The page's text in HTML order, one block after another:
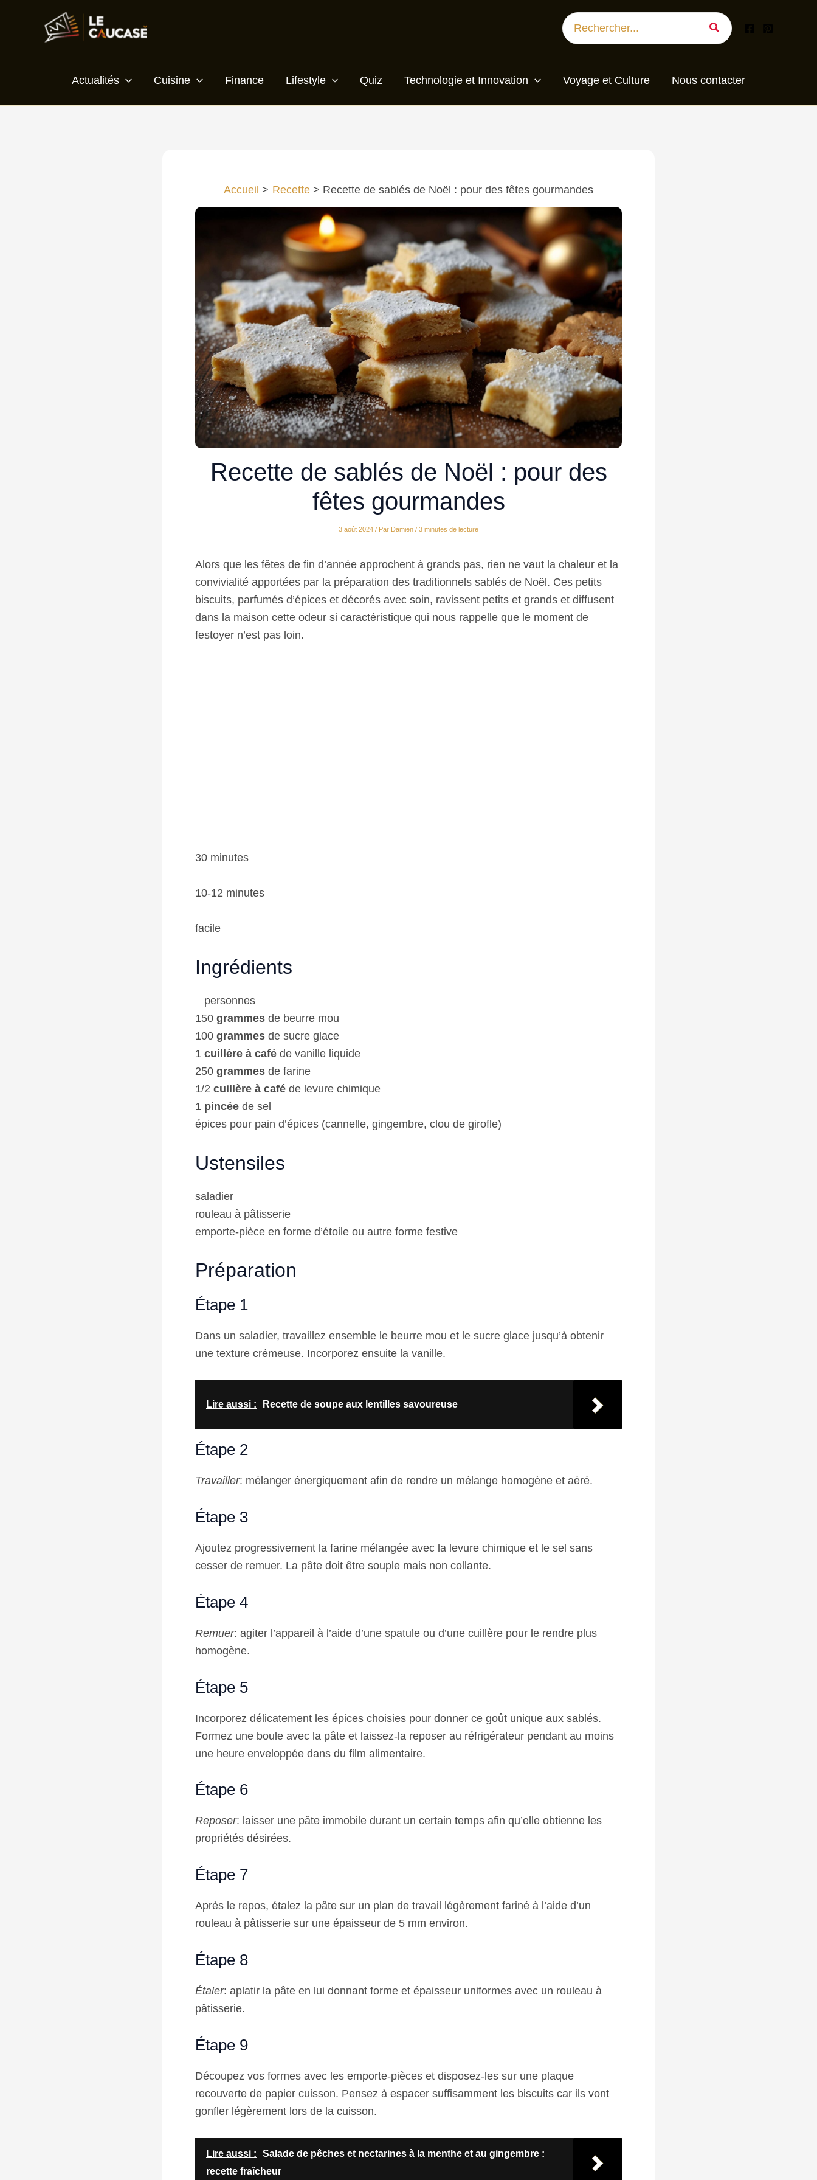
Search
for:
Actualités Cuisine Finance Lifestyle Quiz Technologie et Innovation Voyage et Culture Nous contacter
Accueil Recette Recette de sablés de Noël : pour des fêtes gourmandes
Recette de sablés de Noël : pour des
fêtes gourmandes
3 août 2024 / Par Damien / 3 minutes de lecture
Alors que les fêtes de fin d’année approchent à grands pas, rien ne vaut la chaleur et la
convivialité apportées par la préparation des traditionnels sablés de Noël. Ces petits
biscuits, parfumés d’épices et décorés avec soin, ravissent petits et grands et diffusent
dans la maison cette odeur si caractéristique qui nous rappelle que le moment de
festoyer n’est pas loin.
30 minutes
10-12 minutes
facile
Ingrédients
personnes
150 grammes de beurre mou
100 grammes de sucre glace
1 cuillère à café de vanille liquide
250 grammes de farine
1/2 cuillère à café de levure chimique
1 pincée de sel
épices pour pain d’épices (cannelle, gingembre, clou de girofle)
Ustensiles
saladier
rouleau à pâtisserie
emporte-pièce en forme d’étoile ou autre forme festive
Préparation
Étape 1
Dans un saladier, travaillez ensemble le beurre mou et le sucre glace jusqu’à obtenir
une texture crémeuse. Incorporez ensuite la vanille.
Lire aussi : Recette de soupe aux lentilles savoureuse
Étape 2
Travailler: mélanger énergiquement afin de rendre un mélange homogène et aéré.
Étape 3
Ajoutez progressivement la farine mélangée avec la levure chimique et le sel sans
cesser de remuer. La pâte doit être souple mais non collante.
Étape 4
Remuer: agiter l’appareil à l’aide d’une spatule ou d’une cuillère pour le rendre plus
homogène.
Étape 5
Incorporez délicatement les épices choisies pour donner ce goût unique aux sablés.
Formez une boule avec la pâte et laissez-la reposer au réfrigérateur pendant au moins
une heure enveloppée dans du film alimentaire.
Étape 6
Reposer: laisser une pâte immobile durant un certain temps afin qu’elle obtienne les
propriétés désirées.
Étape 7
Après le repos, étalez la pâte sur un plan de travail légèrement fariné à l’aide d’un
rouleau à pâtisserie sur une épaisseur de 5 mm environ.
Étape 8
Étaler: aplatir la pâte en lui donnant forme et épaisseur uniformes avec un rouleau à
pâtisserie.
Étape 9
Découpez vos formes avec les emporte-pièces et disposez-les sur une plaque
recouverte de papier cuisson. Pensez à espacer suffisamment les biscuits car ils vont
gonfler légèrement lors de la cuisson.
Lire aussi :
Salade de pêches et nectarines à la menthe et au gingembre :
recette fraîcheur